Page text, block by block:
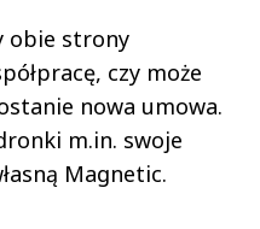
obie strony
czy może
nowa umowa.
m.in. swoje
Magnetic.